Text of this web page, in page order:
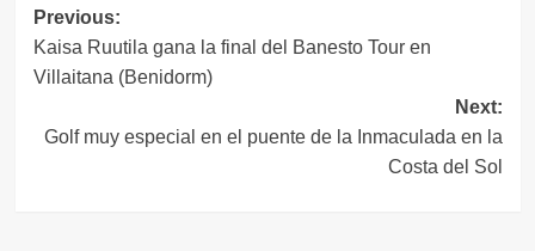
Navegación
de
entradas
Previous:
Kaisa Ruutila gana la final del Banesto Tour en
Villaitana (Benidorm)
Next:
Golf muy especial en el puente de la Inmaculada en la
Costa del Sol